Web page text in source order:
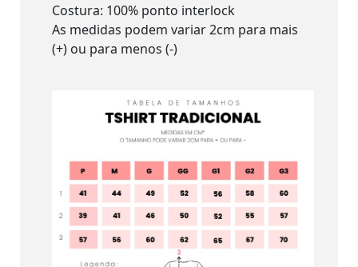
Costura: 100% ponto interlock
As medidas podem variar 2cm para mais
(+) ou para menos (-)